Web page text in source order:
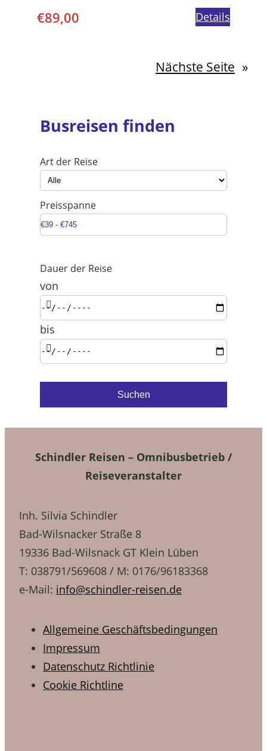
€89,00 Details
Nächste Seite »
Busreisen finden
Art der Reise
Preisspanne
Dauer der Reise
von
bis
Schindler Reisen – Omnibusbetrieb /
Reiseveranstalter
Inh. Silvia Schindler
Bad-Wilsnacker Straße 8
19336 Bad-Wilsnack GT Klein Lüben
T: 038791/569608 / M: 0176/96183368
e-Mail: info@schindler-reisen.de
Allgemeine Geschäftsbedingungen
Impressum
Datenschutz Richtlinie
Cookie Richtline